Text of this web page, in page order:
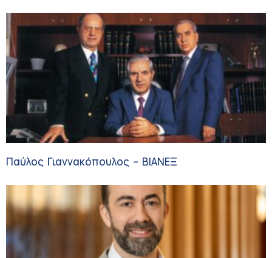
Παύλος Γιαννακόπουλος – ΒΙΑΝΕΞ